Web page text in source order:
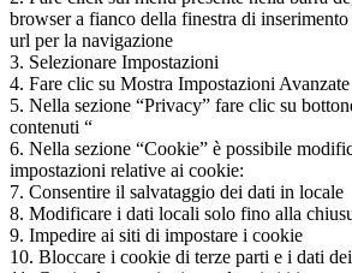
browser a fianco della finestra di inserimento
url per la navigazione
3. Selezionare Impostazioni
4. Fare clic su Mostra Impostazioni Avanzate
5. Nella sezione “Privacy” fare clic su
contenuti “
6. Nella sezione “Cookie” è possibile
impostazioni relative ai cookie:
7. Consentire il salvataggio dei dati in locale
8. Modificare i dati locali solo fino alla
9. Impedire ai siti di impostare i cookie
10. Bloccare i cookie di terze parti e i dati